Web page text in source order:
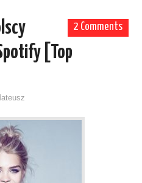
2 Comments
[Top